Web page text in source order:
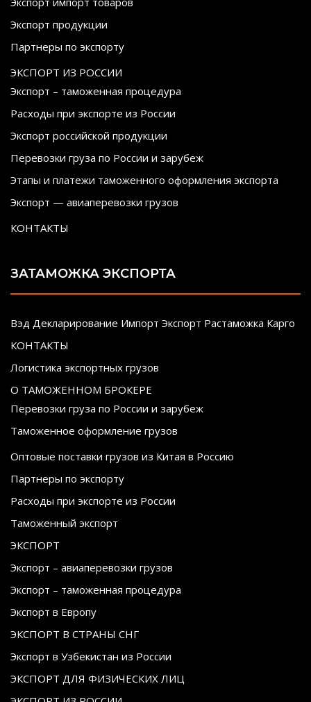
Экспорт продукции
Партнеры по экспорту
ЭКСПОРТ ИЗ РОССИИ
Экспорт – таможенная процедура
Расходы при экспорте из России
Экспорт российской продукции
Перевозки груза по России и зарубеж
Этапы и платежи таможенного оформления экспорта
Экспорт — авиаперевозки грузов
КОНТАКТЫ
ЗАТАМОЖКА ЭКСПОРТА
Вэд Декларирование Импорт Экспорт Растаможка Карго
КОНТАКТЫ
Логистика экспортных грузов
О ТАМОЖЕННОМ БРОКЕРЕ
Перевозки груза по России и зарубеж
Таможенное оформление грузов
Оптовые поставки грузов из Китая в Россию
Партнеры по экспорту
Расходы при экспорте из России
Таможенный экспорт
ЭКСПОРТ
Экспорт – авиаперевозки грузов
Экспорт – таможенная процедура
Экспорт в Европу
ЭКСПОРТ В СТРАНЫ СНГ
Экспорт в Узбекистан из России
ЭКСПОРТ ДЛЯ ФИЗИЧЕСКИХ ЛИЦ